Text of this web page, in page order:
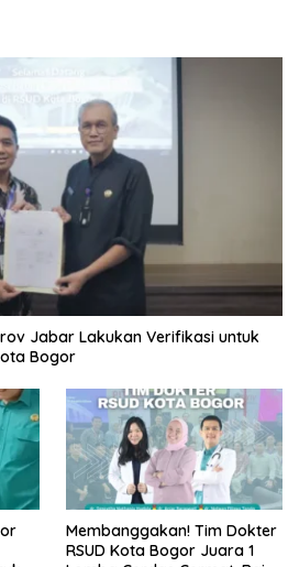
Jabar Lakukan Verifikasi untuk
Bogor
Membanggakan! Tim Dokter
RSUD Kota Bogor Juara 1